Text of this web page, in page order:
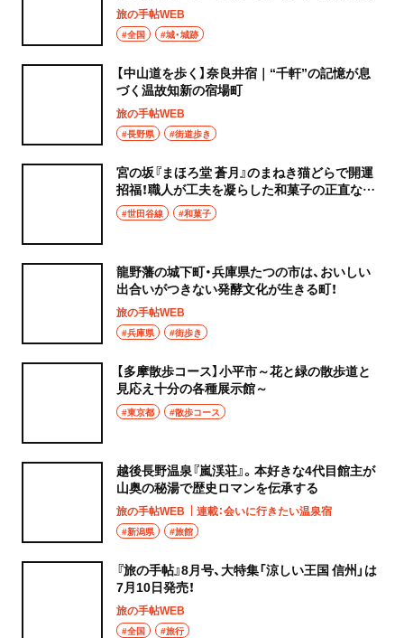
旅の手帖WEB
#全国 #城・城跡
【中山道を歩く】奈良井宿｜“千軒”の記憶が息
づく温故知新の宿場町
旅の手帖WEB
#長野県 #街道歩き
宮の坂『まほろ堂 蒼月』のまねき猫どらで開運
招福！職人が工夫を凝らした和菓子の正直な味
わいに癒やされる
#世田谷線 #和菓子
龍野藩の城下町・兵庫県たつの市は、おいしい
出合いがつきない発酵文化が生きる町！
旅の手帖WEB
#兵庫県 #街歩き
【多摩散歩コース】小平市～花と緑の散歩道と
見応え十分の各種展示館～
#東京都 #散歩コース
越後長野温泉『嵐渓荘』。本好きな4代目館主が
山奥の秘湯で歴史ロマンを伝承する
旅の手帖WEB 連載：会いに行きたい温泉宿
#新潟県 #旅館
『旅の手帖』8月号、大特集「涼しい王国 信州」は
7月10日発売！
旅の手帖WEB
#全国 #旅行